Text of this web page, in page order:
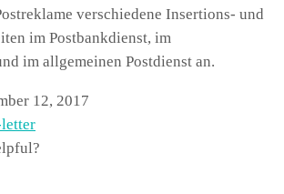
verschiedene Insertions- und
im Postbankdienst, im
im allgemeinen Postdienst an.
12, 2017